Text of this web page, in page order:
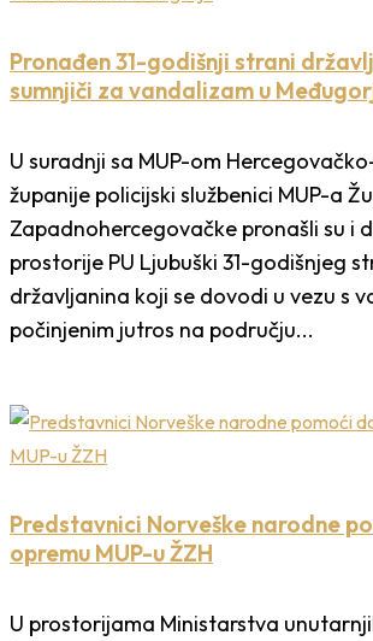
Pronađen 31-godišnji strani
sumnjiči za vandalizam u
U suradnji sa MUP-om
županije policijski službenici MUP-a
Zapadnohercegovačke pronašli su i
prostorije PU Ljubuški 31-godišnjeg
državljanina koji se dovodi u vezu s
počinjenim jutros na području...
Predstavnici Norveške narodne
opremu MUP-u ŽZH
U prostorijama Ministarstva